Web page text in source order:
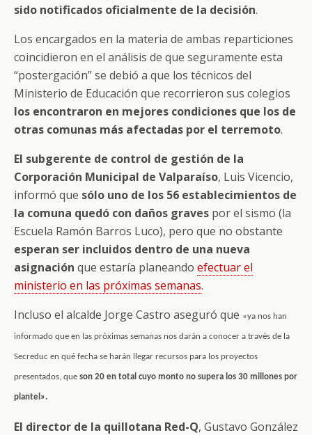
sido notificados oficialmente de la decisión.
Los encargados en la materia de ambas reparticiones
coincidieron en el análisis de que seguramente esta
“postergación” se debió a que los técnicos del
Ministerio de Educación que recorrieron sus colegios
los encontraron en mejores condiciones que los de
otras comunas más afectadas por el terremoto.
El subgerente de control de gestión de la
Corporación Municipal de Valparaíso, Luis Vicencio,
informó que sólo uno de los 56 establecimientos de
la comuna quedó con daños graves por el sismo (la
Escuela Ramón Barros Luco), pero que no obstante
esperan ser incluidos dentro de una nueva
asignación que estaría planeando efectuar el
ministerio en las próximas semanas.
Incluso el alcalde Jorge Castro aseguró que «ya nos han
informado que en las próximas semanas nos darán a conocer a través de la
Secreduc en qué fecha se harán llegar recursos para los proyectos
presentados, que son 20 en total cuyo monto no supera los 30 millones por
plantel».
El director de la quillotana Red-Q, Gustavo González